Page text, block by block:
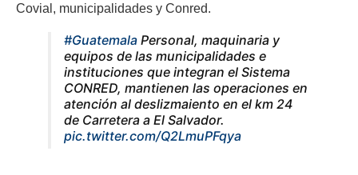
Covial, municipalidades y Conred.
#Guatemala Personal, maquinaria y
equipos de las municipalidades e
instituciones que integran el Sistema
CONRED, mantienen las operaciones en
atención al deslizmaiento en el km 24
de Carretera a El Salvador.
pic.twitter.com/Q2LmuPFqya